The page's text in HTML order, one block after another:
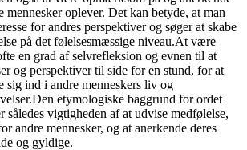
mennesker oplever. Det kan betyde, at man
for andres perspektiver og søger at skabe
på det følelsesmæssige niveau.At være
en grad af selvrefleksion og evnen til at
og perspektiver til side for en stund, for at
sig ind i andre menneskers liv og
etymologiske baggrund for ordet
således vigtigheden af at udvise medfølelse,
andre mennesker, og at anerkende deres
og gyldige.